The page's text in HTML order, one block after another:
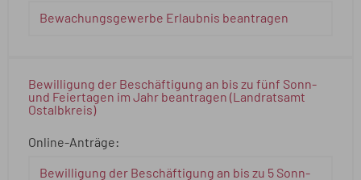
Bewachungsgewerbe Erlaubnis beantragen
Bewilligung der Beschäftigung an bis zu fünf Sonn-
und Feiertagen im Jahr beantragen (Landratsamt
Ostalbkreis)
Online-Anträge:
Bewilligung der Beschäftigung an bis zu 5 Sonn-